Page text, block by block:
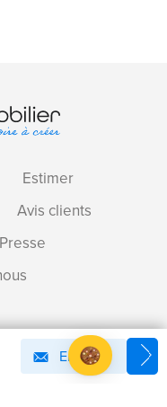
Email
Estimer
Avis clients
Presse
BSK !